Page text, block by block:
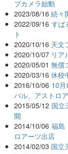
ブカメラ始動
2023/08/16 続々
2022/09/16 すば
ト
2020/10/16 天文
2020/10/07 リア
2020/05/01 無償
2020/03/16 休校
2016/10/06 10
バル、アストロ
2015/05/12 国立
開
2014/10/06 福島
ロアーツ出店
2014/02/03 国立